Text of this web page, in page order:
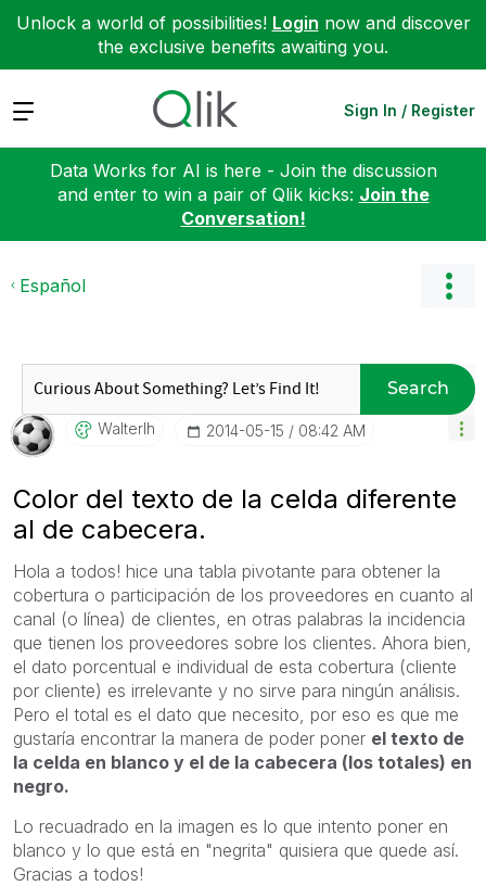
Unlock a world of possibilities! Login now and discover
the exclusive benefits awaiting you.
Expand Sign In / Register
Data Works for AI is here - Join the discussion
and enter to win a pair of Qlik kicks: Join the
Conversation!
Español
Search
Walterlh ‎2014-05-15 08:42 AM
Color del texto de la celda diferente
al de cabecera.
Hola a todos! hice una tabla pivotante para obtener la
cobertura o participación de los proveedores en cuanto al
canal (o línea) de clientes, en otras palabras la incidencia
que tienen los proveedores sobre los clientes. Ahora bien,
el dato porcentual e individual de esta cobertura (cliente
por cliente) es irrelevante y no sirve para ningún análisis.
Pero el total es el dato que necesito, por eso es que me
gustaría encontrar la manera de poder poner el texto de
la celda en blanco y el de la cabecera (los totales) en
negro.
Lo recuadrado en la imagen es lo que intento poner en
blanco y lo que está en "negrita" quisiera que quede así.
Gracias a todos!